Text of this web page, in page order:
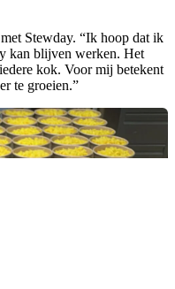
Stewday. “Ik hoop dat ik
kan blijven werken. Het
kok. Voor mij betekent
te groeien.”